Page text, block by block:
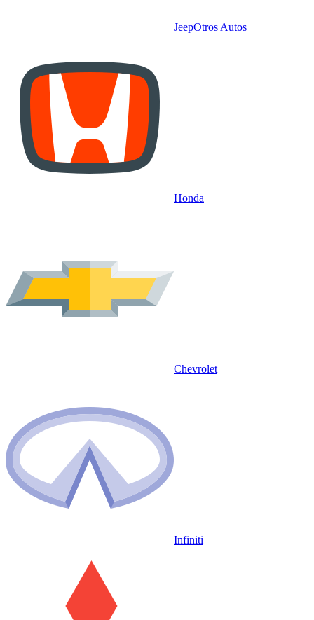
JeepOtros Autos
Honda
Chevrolet
Infiniti